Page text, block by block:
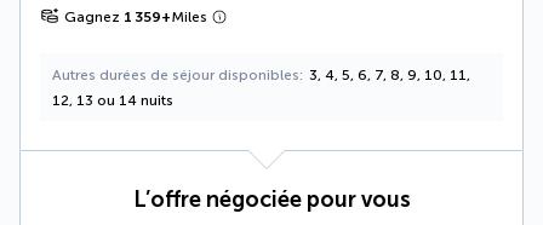
Gagnez 1 359+Miles
Autres durées de séjour disponibles
3, 4, 5, 6, 7, 8, 9, 10, 11,
12, 13 ou 14 nuits
L’offre négociée pour vous